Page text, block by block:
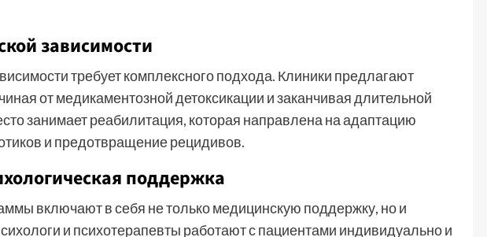
зависимости
требует комплексного подхода. Клиники предлагают
от медикаментозной детоксикации и заканчивая длительной
занимает реабилитация, которая направлена на адаптацию
и предотвращение рецидивов.
поддержка
включают в себя не только медицинскую поддержку, но и
и психотерапевты работают с пациентами индивидуально и